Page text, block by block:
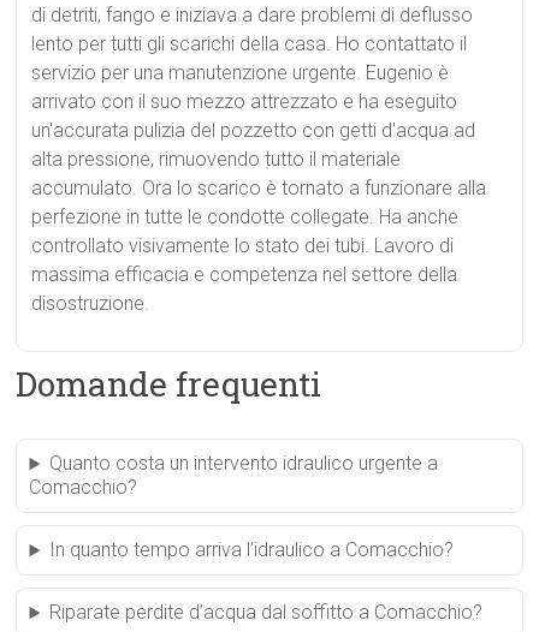
di detriti, fango e iniziava a dare problemi di deflusso
lento per tutti gli scarichi della casa. Ho contattato il
servizio per una manutenzione urgente. Eugenio è
arrivato con il suo mezzo attrezzato e ha eseguito
un'accurata pulizia del pozzetto con getti d'acqua ad
alta pressione, rimuovendo tutto il materiale
accumulato. Ora lo scarico è tornato a funzionare alla
perfezione in tutte le condotte collegate. Ha anche
controllato visivamente lo stato dei tubi. Lavoro di
massima efficacia e competenza nel settore della
disostruzione.
Domande frequenti
Quanto costa un intervento idraulico urgente a
Comacchio?
In quanto tempo arriva l’idraulico a Comacchio?
Riparate perdite d’acqua dal soffitto a Comacchio?